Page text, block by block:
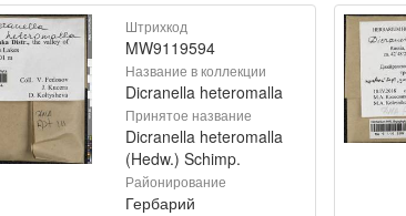
Штрихкод
MW9119594
Название в коллекции
Dicranella heteromalla
Принятое название
Dicranella heteromalla
(Hedw.) Schimp.
Районирование
Гербарий